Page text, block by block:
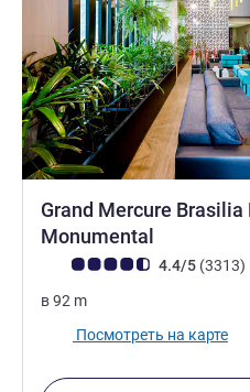
Grand Mercure Brasilia
Monumental
Примечание: отзывы
4.4/5 (3313)
в92 m
Посмотреть на карте